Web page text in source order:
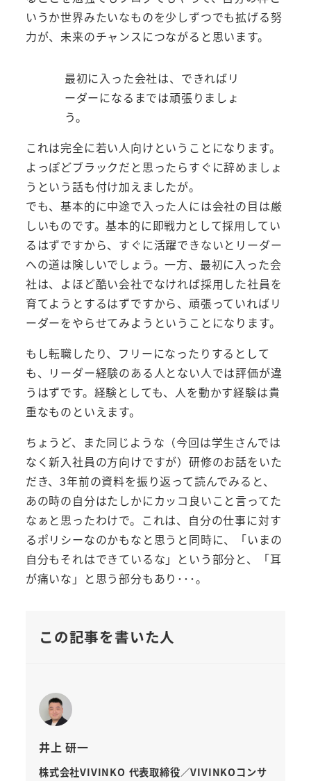
いうか世界みたいなものを少しずつでも拡げる努
力が、未来のチャンスにつながると思います。
最初に入った会社は、できればリ
ーダーになるまでは頑張りましょ
う。
これは完全に若い人向けということになります。
よっぽどブラックだと思ったらすぐに辞めましょ
うという話も付け加えましたが。
でも、基本的に中途で入った人には会社の目は厳
しいものです。基本的に即戦力として採用してい
るはずですから、すぐに活躍できないとリーダー
への道は険しいでしょう。一方、最初に入った会
社は、よほど酷い会社でなければ採用した社員を
育てようとするはずですから、頑張っていればリ
ーダーをやらせてみようということになります。
もし転職したり、フリーになったりするとして
も、リーダー経験のある人とない人では評価が違
うはずです。経験としても、人を動かす経験は貴
重なものといえます。
ちょうど、また同じような（今回は学生さんでは
なく新入社員の方向けですが）研修のお話をいた
だき、3年前の資料を振り返って読んでみると、
あの時の自分はたしかにカッコ良いこと言ってた
なぁと思ったわけで。これは、自分の仕事に対す
るポリシーなのかもなと思うと同時に、「いまの
自分もそれはできているな」という部分と、「耳
が痛いな」と思う部分もあり･･･。
この記事を書いた人
井上 研一
株式会社VIVINKO 代表取締役／VIVINKOコンサ